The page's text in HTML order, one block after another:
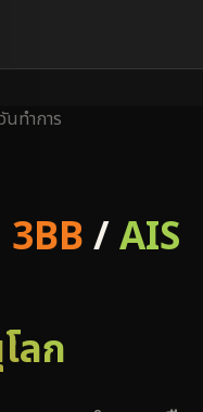
วันทำการ
3BB/AIS
ลก